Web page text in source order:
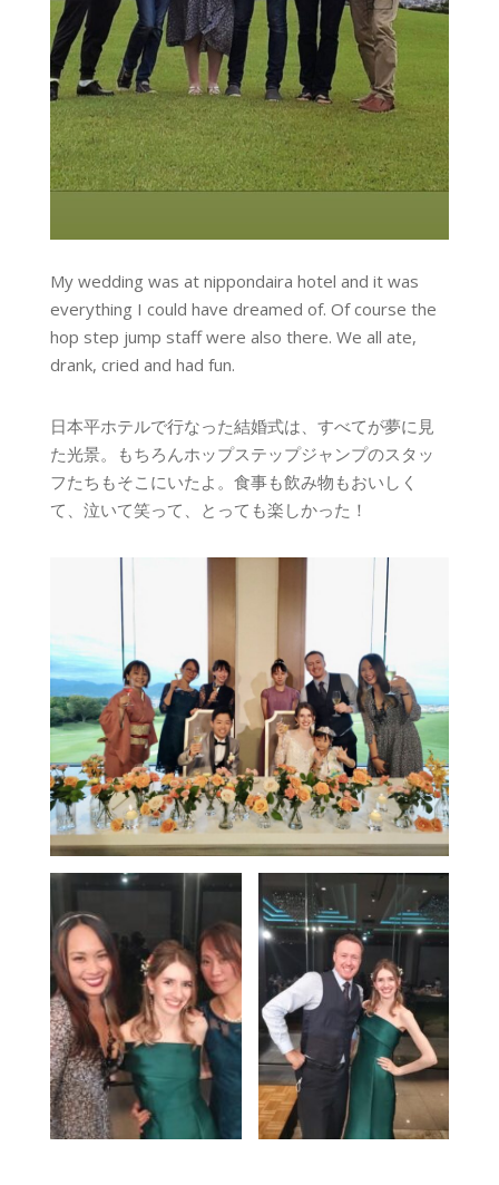
My wedding was at nippondaira hotel and it was
everything I could have dreamed of. Of course the
hop step jump staff were also there. We all ate,
drank, cried and had fun.
日本平ホテルで行なった結婚式は、すべてが夢に見
た光景。もちろんホップステップジャンプのスタッ
フたちもそこにいたよ。食事も飲み物もおいしく
て、泣いて笑って、とっても楽しかった！